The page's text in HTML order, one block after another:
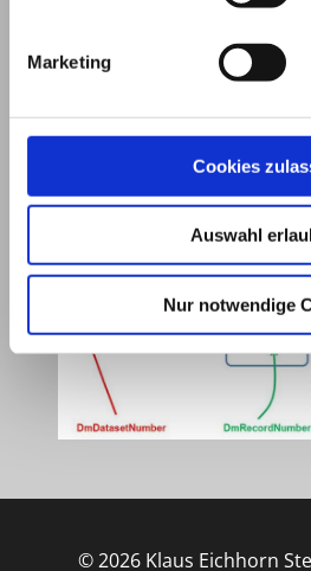
Marketing
Cookies
Auswahl
Nur notwendige
© 2026 Klaus Eichhorn